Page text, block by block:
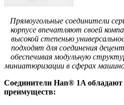
Прямоугольные соединители
корпусе впечатляют своей
высокой степенью
подходят для соединения
обеспечивая модульную
миниатюризации в сферах
Соединители Han® 1A
преимуществ: